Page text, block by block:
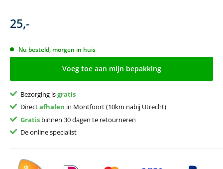
25,-
Nu besteld, morgen in huis
Voeg toe aan mijn bepakking
Bezorging isgratis
Directafhalen in Montfoort (10km nabij Utrecht)
Gratisbinnen 30 dagen te retourneren
De online specialist